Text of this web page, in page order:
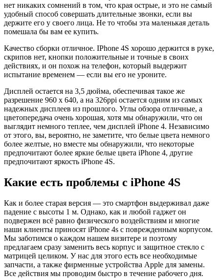
нет никаких сомнений в том, что края острые, и это не самый
удобный способ совершать длительные звонки, если вы
держите его у своего лица. Не то чтобы эта маленькая деталь
помешала бы вам ее купить.
Качество сборки отличное. IPhone 4S хорошо держится в руке,
скрипов нет, кнопки положительные и точные в своих
действиях, и он похож на телефон, который выдержит
испытание временем — если вы его не уроните.
Дисплей остается на 3,5 дюйма, обеспечивая такое же
разрешение 960 x 640, а на 326ppi остается одним из самых
надежных дисплеев из прошлого. Углы обзора отличные, а
цветопередача очень хорошая, хотя мы обнаружили, что он
выглядит немного теплее, чем дисплей iPhone 4. Независимо
от этого, вы, вероятно, не заметите, что белые цвета немного
более желтые, но вместе мы обнаружили, что некоторые
предпочитают более яркие белые цвета iPhone 4, другие
предпочитают яркость iPhone 4S.
Какие есть проблемы с iPhone 4S
Как и более старая версия — это смартфон выдерживал даже
падение с высоты 1 м. Однако, как и любой гаджет он
подвержен всё равно физического воздействиям и многие
наши клиенты приносят iPhone 4s с поврежденным корпусом.
Мы заботимся о каждом нашем визитере и поэтому
предлагаем сразу заменить весь корпус и защитное стекло с
матрицей целиком. У нас для этого есть все необходимые
запчасти, а также фирменные устройства Apple для замены.
Все действия мы проводим быстро в течение рабочего дня.